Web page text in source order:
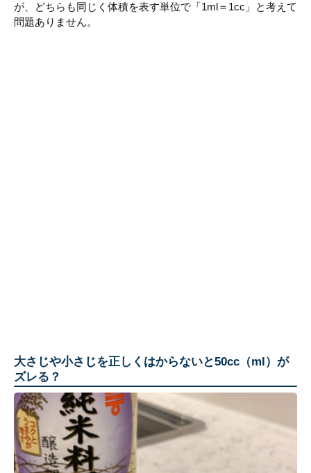
が、どちらも同じく体積を表す単位で「1ml＝1cc」と考えて
問題ありません。
大さじや小さじを正しくはからないと50cc（ml）が
ズレる？